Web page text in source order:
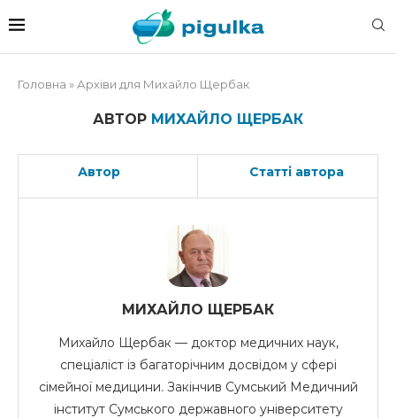
Головна » Архіви для Михайло Щербак
АВТОР МИХАЙЛО ЩЕРБАК
Автор Статті автора
МИХАЙЛО ЩЕРБАК
Михайло Щербак — доктор медичних наук,
спеціаліст із багаторічним досвідом у сфері
сімейної медицини. Закінчив Сумський Медичний
інститут Сумського державного університету